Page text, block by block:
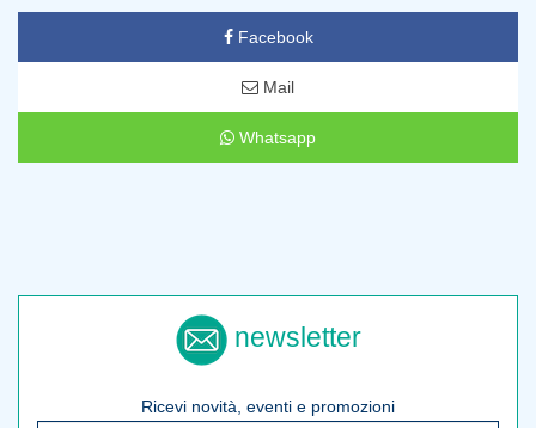
Facebook
Mail
Whatsapp
newsletter
Ricevi novità, eventi e promozioni